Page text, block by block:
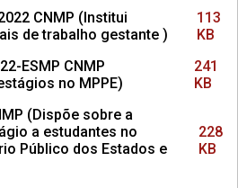
CNMP (Institui
de trabalho gestante )
113
KB
ESMP CNMP
no MPPE)
241
KB
(Dispõe sobre a
a estudantes no
Público dos Estados e
228
KB